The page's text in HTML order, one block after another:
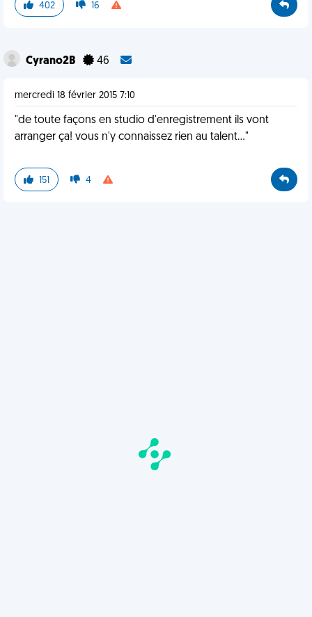
402 16
Cyrano2B 46
mercredi 18 février 2015 7:10
"de toute façons en studio d'enregistrement ils vont
arranger ça! vous n'y connaissez rien au talent..."
151 4